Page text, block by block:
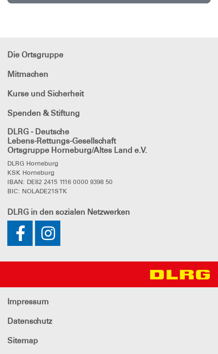
Die Ortsgruppe
Mitmachen
Kurse und Sicherheit
Spenden & Stiftung
DLRG - Deutsche
Lebens-Rettungs-Gesellschaft
Ortsgruppe Horneburg/Altes Land e.V.
DLRG Horneburg
KSK Horneburg
IBAN: DE82 2415 1116 0000 9398 50
BIC: NOLADE21STK
DLRG in den sozialen Netzwerken
Impressum
Datenschutz
Sitemap